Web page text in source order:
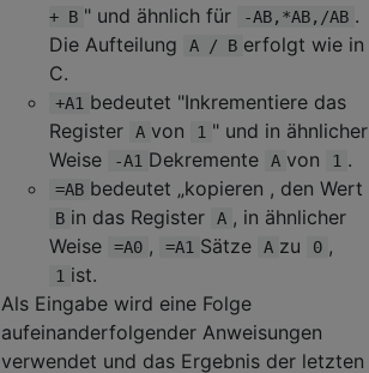
+ B " und ähnlich für -AB,*AB,/AB .
Die Aufteilung
A / B erfolgt wie in
C.
+A1 bedeutet "Inkrementiere das
Register
A von 1 " und in ähnlicher
Weise
-A1 Dekremente A von 1 .
=AB bedeutet „kopieren , den Wert
B in das Register A , in ähnlicher
Weise
=A0 , =A1 Sätze A zu 0 ,
1 ist.
Als Eingabe wird eine Folge
aufeinanderfolgender Anweisungen
verwendet und das Ergebnis der letzten